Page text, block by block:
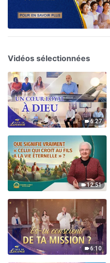
Vidéos sélectionnées
6:27
12:51
6:10